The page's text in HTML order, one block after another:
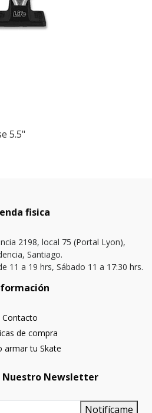
5.5"
fisica
2198, local 75 (Portal Lyon),
Santiago.
11 a 19 hrs, Sábado 11 a 17:30 hrs.
Contacto
de compra
armar tu Skate
Nuestro Newsletter
Notifícame